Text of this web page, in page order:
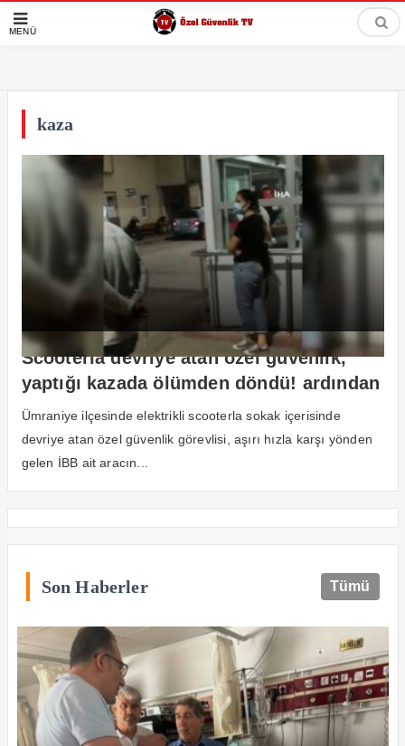
MENÜ
kaza
Scooterla devriye atan özel güvenlik,
yaptığı kazada ölümden döndü! ardından
ceza şoku yaşadı…
Ümraniye ilçesinde elektrikli scooterla sokak içerisinde
devriye atan özel güvenlik görevlisi, aşırı hızla karşı yönden
gelen İBB ait aracın...
Son Haberler Tümü